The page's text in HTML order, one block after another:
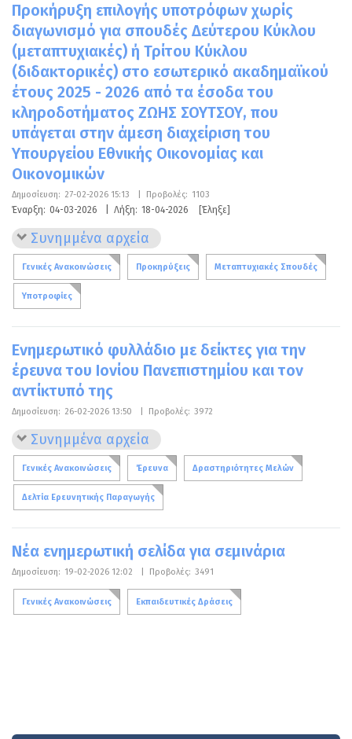
Προκήρυξη επιλογής υποτρόφων χωρίς
διαγωνισμό για σπουδές Δεύτερου Κύκλου
(μεταπτυχιακές) ή Τρίτου Κύκλου
(διδακτορικές) στο εσωτερικό ακαδημαϊκού
έτους 2025 - 2026 από τα έσοδα του
κληροδοτήματος ΖΩΗΣ ΣΟΥΤΣΟΥ, που
υπάγεται στην άμεση διαχείριση του
Υπουργείου Εθνικής Οικονομίας και
Οικονομικών
Δημοσίευση: 27-02-2026 15:13 Προβολές: 1103
Έναρξη: 04-03-2026 Λήξη: 18-04-2026 [Έληξε]
Συνημμένα αρχεία
Γενικές Ανακοινώσεις Προκηρύξεις Μεταπτυχιακές Σπουδές
Υποτροφίες
Ενημερωτικό φυλλάδιο με δείκτες για την
έρευνα του Ιονίου Πανεπιστημίου και τον
αντίκτυπό της
Δημοσίευση: 26-02-2026 13:50 Προβολές: 3972
Συνημμένα αρχεία
Γενικές Ανακοινώσεις Έρευνα Δραστηριότητες Μελών
Δελτία Ερευνητικής Παραγωγής
Νέα ενημερωτική σελίδα για σεμινάρια
Δημοσίευση: 19-02-2026 12:02 Προβολές: 3491
Γενικές Ανακοινώσεις Εκπαιδευτικές Δράσεις